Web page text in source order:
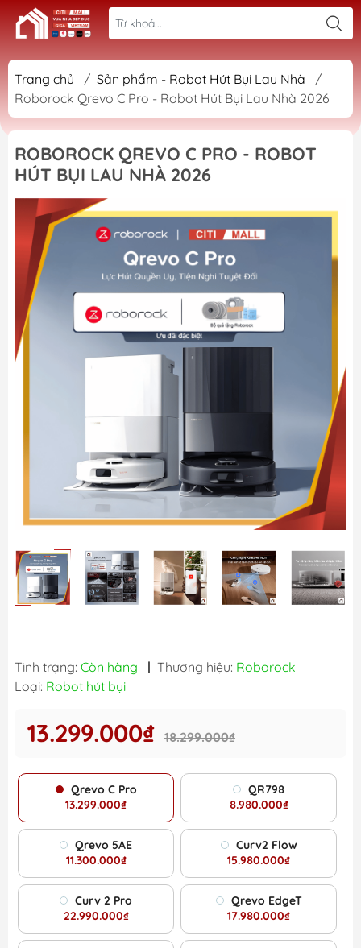
Trang chủ / Sản phẩm - Robot Hút Bụi Lau Nhà
/
Roborock Qrevo C Pro - Robot Hút Bụi Lau Nhà 2026
ROBOROCK QREVO C PRO - ROBOT
HÚT BỤI LAU NHÀ 2026
Tình trạng: Còn hàng | Thương hiệu: Roborock
Loại: Robot hút bụi
13.299.000₫ 18.299.000₫
Qrevo C Pro
13.299.000₫
QR798
8.980.000₫
Qrevo 5AE
11.300.000₫
Curv2 Flow
15.980.000₫
Curv 2 Pro
22.990.000₫
Qrevo EdgeT
17.980.000₫